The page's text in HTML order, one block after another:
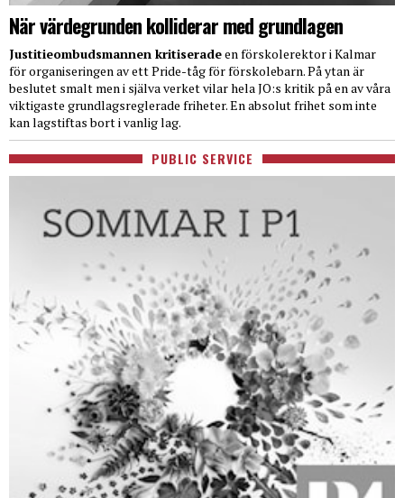
När värdegrunden kolliderar med grundlagen
Justitieombudsmannen kritiseradeen förskolerektor i Kalmar
för organiseringen av ett Pride-tåg för förskolebarn. På ytan är
beslutet smalt men i själva verket vilar hela JO:s kritik på en av våra
viktigaste grundlagsreglerade friheter. En absolut frihet som inte
kan lagstiftas bort i vanlig lag.
PUBLIC SERVICE